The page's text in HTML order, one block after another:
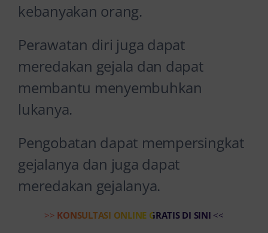
kebanyakan orang.
Perawatan diri juga dapat
meredakan gejala dan dapat
membantu menyembuhkan
lukanya.
Pengobatan dapat mempersingkat
gejalanya dan juga dapat
meredakan gejalanya.
>> KONSULTASI ONLINE GRATIS DI SINI <<